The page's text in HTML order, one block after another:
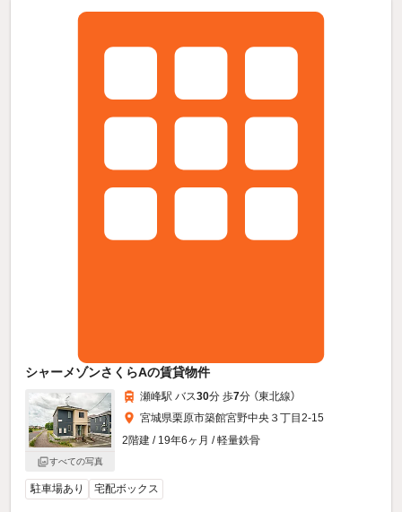
シャーメゾンさくらAの賃貸物件
すべての写真
瀬峰駅 バス30分 歩7分 （東北線）
宮城県栗原市築館宮野中央３丁目2-15
2階建 / 19年6ヶ月 / 軽量鉄骨
駐車場あり 宅配ボックス